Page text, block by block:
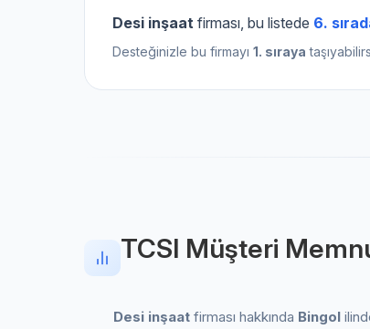
Desi inşaat firması, bu listede 6.
Desteğinizle bu firmayı 1. sıraya
TCSI Müşteri
Desi inşaat firması hakkında Bingol